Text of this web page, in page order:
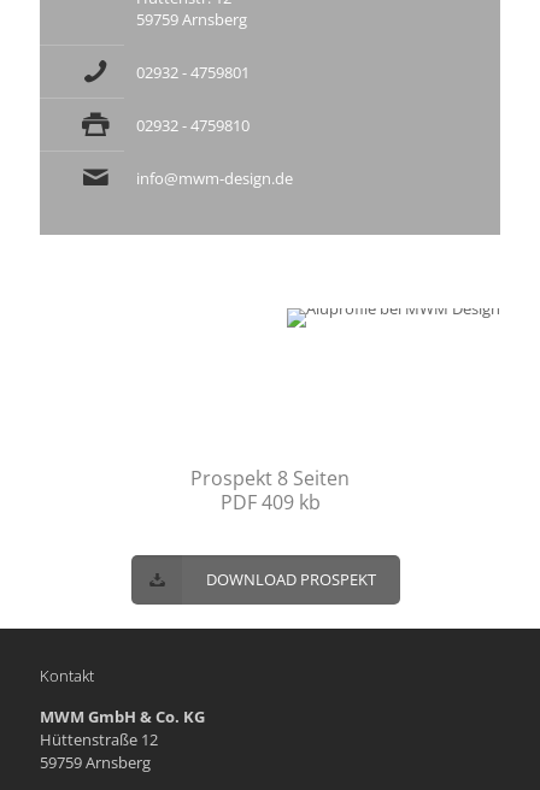
59759 Arnsberg
02932 - 4759801
02932 - 4759810
info@mwm-design.de
Prospekt 8 Seiten
PDF 409 kb
DOWNLOAD PROSPEKT
Kontakt
MWM GmbH & Co. KG
Hüttenstraße 12
59759 Arnsberg